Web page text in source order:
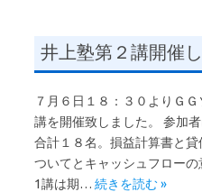
井上塾第２講開催
７月６日１８：３０よりＧ
講を開催致しました。 参加
合計１８名。損益計算書と
ついてとキャッシュフロー
1講は期… 続きを読む »